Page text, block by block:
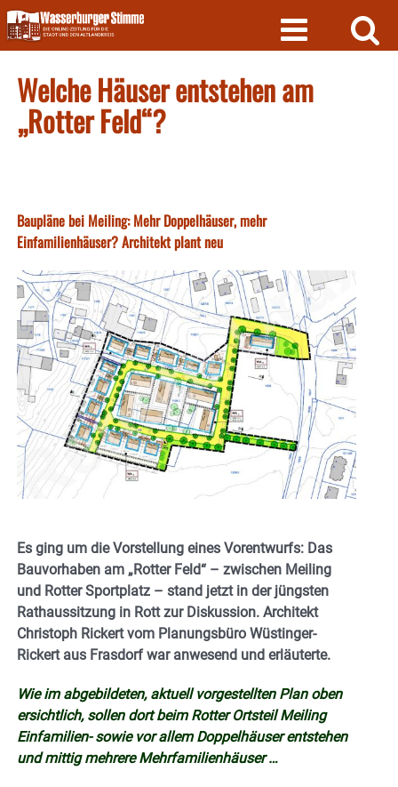
Skip
to
content
Welche Häuser entstehen am
„Rotter Feld“?
Baupläne bei Meiling: Mehr Doppelhäuser, mehr
Einfamilienhäuser? Architekt plant neu
Es ging um die Vorstellung eines Vorentwurfs: Das
Bauvorhaben am „Rotter Feld“ – zwischen Meiling
und Rotter Sportplatz – stand jetzt in der jüngsten
Rathaussitzung in Rott zur Diskussion. Architekt
Christoph Rickert vom Planungsbüro Wüstinger-
Rickert aus Frasdorf war anwesend und erläuterte.
Wie im abgebildeten, aktuell vorgestellten Plan oben
ersichtlich, sollen dort beim Rotter Ortsteil Meiling
Einfamilien- sowie vor allem Doppelhäuser entstehen
und mittig mehrere Mehrfamilienhäuser …